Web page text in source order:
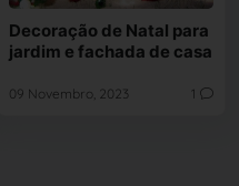
Decoração de Natal para
jardim e fachada de casa
09 Novembro, 2023 1